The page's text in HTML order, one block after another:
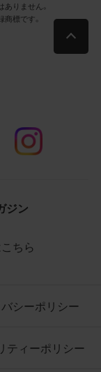
く変更
ウン
著作権
とに同
の場
商品
場合を
。
りません。
標です。
ジン
ちら
シーポリシー
ティーポリシー